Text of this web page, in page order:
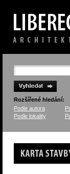
Rozšířené hledání:
Podle autora
Podle lokality
Karta stavby